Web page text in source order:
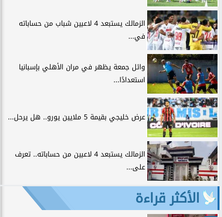
الزمالك يستبعد 4 لاعبين شباب من حساباته
في...
وائل جمعة يظهر في مران الأهلي بإسبانيا
استعدادًا...
عرض خليجي بقيمة 5 ملايين يورو.. هل يرحل...
الزمالك يستبعد 4 لاعبين من حساباته.. تعرف
على...
الأكثر قراءة